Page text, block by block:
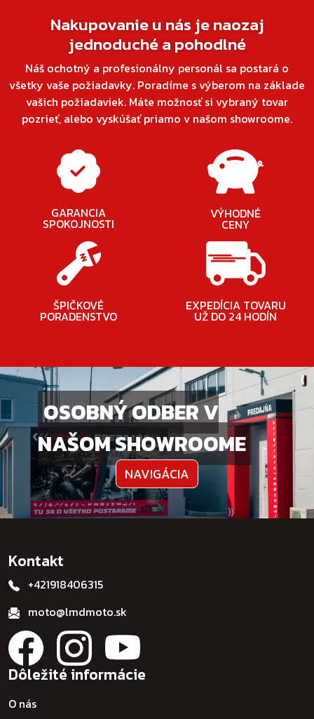
Nakupovanie u nás je naozaj
jednoduché a pohodlné
Náš ochotný a profesionálny personál sa postará o
všetky vaše požiadavky. Poradíme s výberom na základe
vašich požiadaviek. Máte možnosť si vybraný tovar
pozrieť, alebo vyskúšať priamo v našom showroome.
GARANCIA
SPOKOJNOSTI
VÝHODNÉ
CENY
ŠPIČKOVÉ
PORADENSTVO
EXPEDÍCIA TOVARU
UŽ DO 24 HODÍN
OSOBNÝ ODBER V
NAŠOM SHOWROOME
NAVIGÁCIA
Kontakt
+421918406315
moto@lmdmoto.sk
Dôležité informácie
O nás